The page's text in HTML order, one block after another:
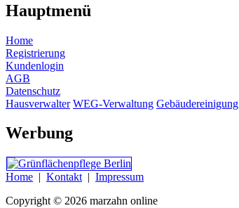
Hauptmenü
Home
Registrierung
Kundenlogin
AGB
Datenschutz
Hausverwalter WEG-Verwaltung Gebäudereinigung
Werbung
Home | Kontakt | Impressum
Copyright © 2026 marzahn online